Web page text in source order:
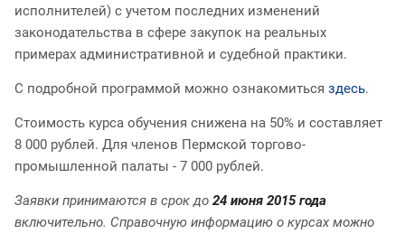
исполнителей) с учетом последних изменений
законодательства в сфере закупок на реальных
примерах административной и судебной практики.
С подробной программой можно ознакомиться здесь.
Стоимость курса обучения снижена на 50% и составляет
8 000 рублей. Для членов Пермской торгово-
промышленной палаты - 7 000 рублей.
Заявки принимаются в срок до 24 июня 2015 года
включительно. Справочную информацию о курсах можно